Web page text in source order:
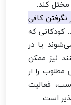
مختل کند.
کافی
کودکانی که
یا در
نیز ممکن
را از
فعالیت
است.